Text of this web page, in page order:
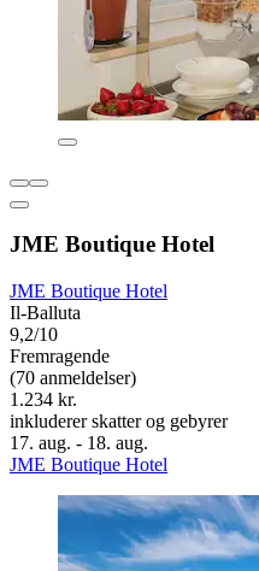
JME Boutique Hotel
JME Boutique Hotel
Il-Balluta
9,2/10
Fremragende
(70 anmeldelser)
1.234 kr.
inkluderer skatter og gebyrer
17. aug. - 18. aug.
JME Boutique Hotel